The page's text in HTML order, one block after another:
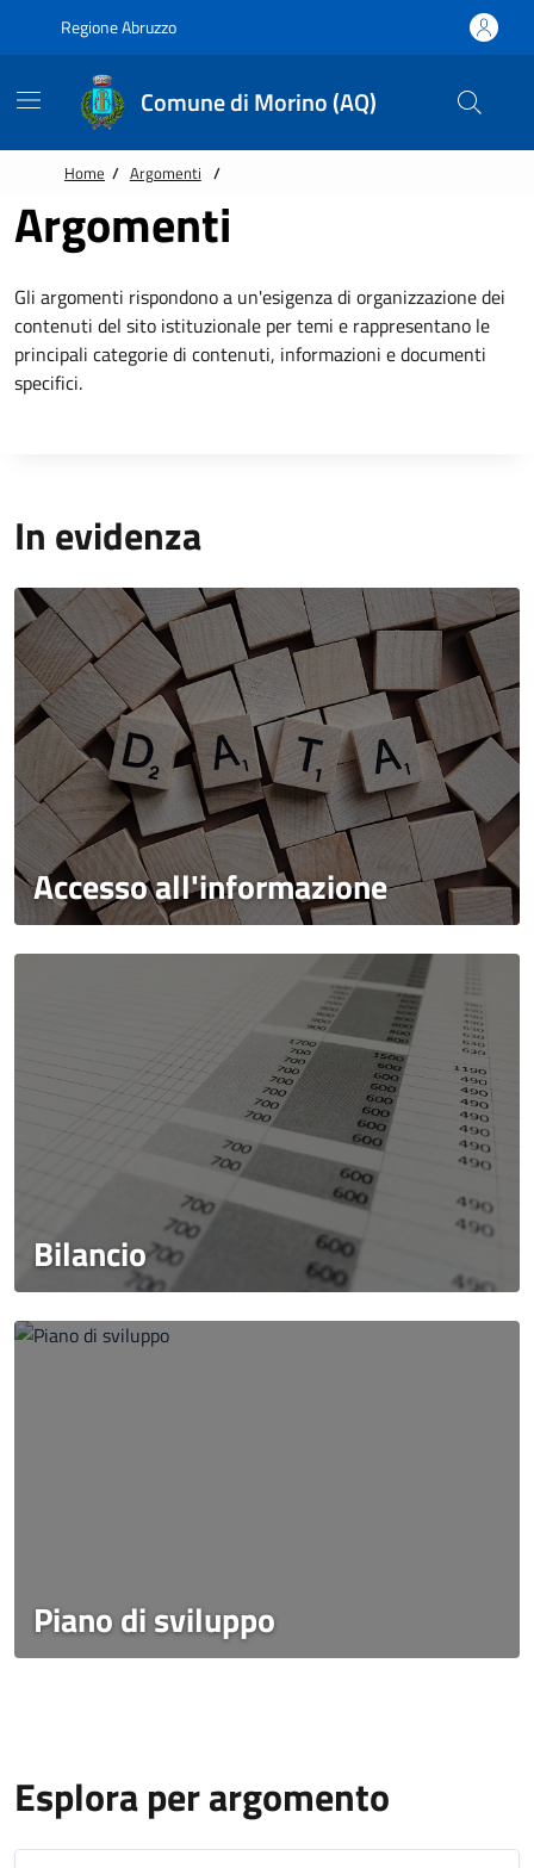
Regione Abruzzo
Comune di Morino (AQ)
Home / Argomenti /
Argomenti
Gli argomenti rispondono a un'esigenza di organizzazione dei
contenuti del sito istituzionale per temi e rappresentano le
principali categorie di contenuti, informazioni e documenti
specifici.
In evidenza
Accesso all'informazione
Bilancio
Piano di sviluppo
Esplora per argomento